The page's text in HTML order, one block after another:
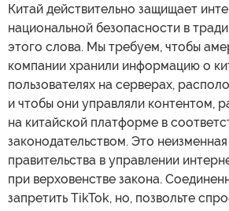
Китай действительно защищает
национальной безопасности в
этого слова. Мы требуем, чтобы
компании хранили информацию о
пользователях на серверах,
и чтобы они управляли контентом,
на китайской платформе в
законодательством. Это
правительства в управлении
при верховенстве закона.
запретить TikTok, но, позвольте